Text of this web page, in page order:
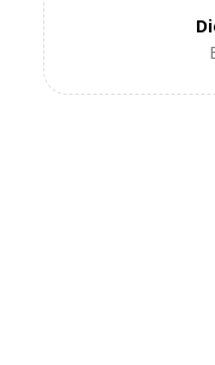
Cena
(cena